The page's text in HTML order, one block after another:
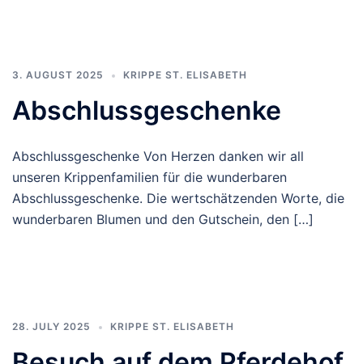
3. AUGUST 2025 KRIPPE ST. ELISABETH
Abschlussgeschenke
Abschlussgeschenke Von Herzen danken wir all
unseren Krippenfamilien für die wunderbaren
Abschlussgeschenke. Die wertschätzenden Worte, die
wunderbaren Blumen und den Gutschein, den […]
28. JULY 2025 KRIPPE ST. ELISABETH